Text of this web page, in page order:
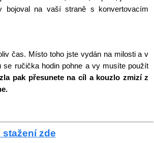
bojoval na vaší straně s konvertovacím
čas. Místo toho jste vydán na milosti a v
ručička hodin pohne a vy musíte použít
pak přesunete na cíl a kouzlo zmizí z
zde